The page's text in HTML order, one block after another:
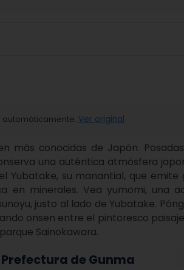
automáticamente. Ver original
más conocidas de Japón.
una auténtica atmósfera
Yubatake, su manantial, que emite
en minerales. Vea yumomi, una
justo al lado de Yubatake.
onsen entre el pintoresco
Sainokawara.
de Gunma